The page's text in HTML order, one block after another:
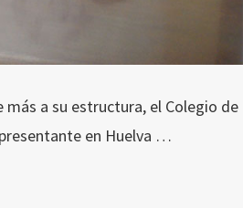
a su estructura, el Colegio de
en Huelva …